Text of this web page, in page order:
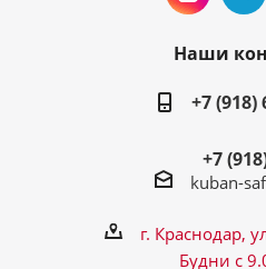
Наши
+7 (918)
+7
kuban-
г. Краснодар,
Будни с